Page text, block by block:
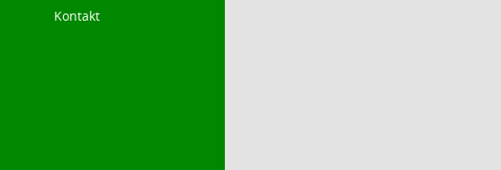
Kontakt